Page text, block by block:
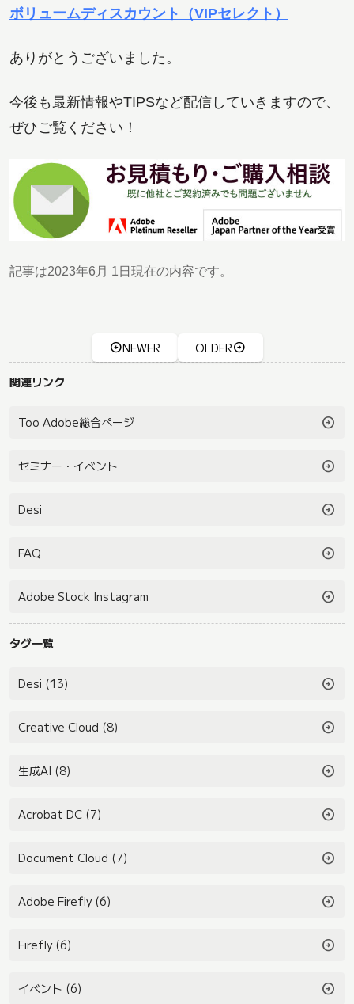
ボリュームディスカウント（VIPセレクト）
ありがとうございました。
今後も最新情報やTIPSなど配信していきますので、
ぜひご覧ください！
記事は2023年6月 1日現在の内容です。
NEWER OLDER
関連リンク
Too Adobe総合ページ arrow_circle_right
セミナー・イベント arrow_circle_right
Desi arrow_circle_right
FAQ arrow_circle_right
Adobe Stock Instagram arrow_circle_right
タグ一覧
Desi (13) arrow_circle_right
Creative Cloud (8) arrow_circle_right
生成AI (8) arrow_circle_right
Acrobat DC (7) arrow_circle_right
Document Cloud (7) arrow_circle_right
Adobe Firefly (6) arrow_circle_right
Firefly (6) arrow_circle_right
イベント (6) arrow_circle_right